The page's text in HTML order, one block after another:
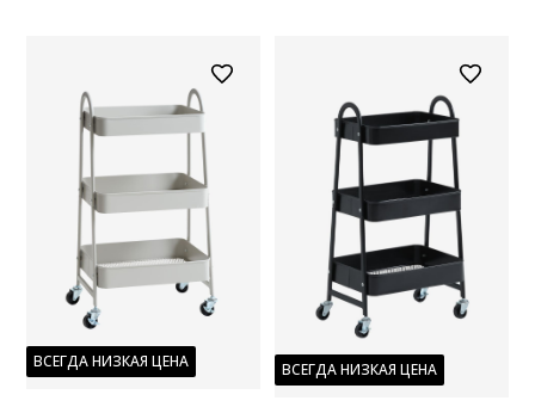
ВСЕГДА НИЗКАЯ ЦЕНА ВСЕГДА НИЗКАЯ ЦЕНА